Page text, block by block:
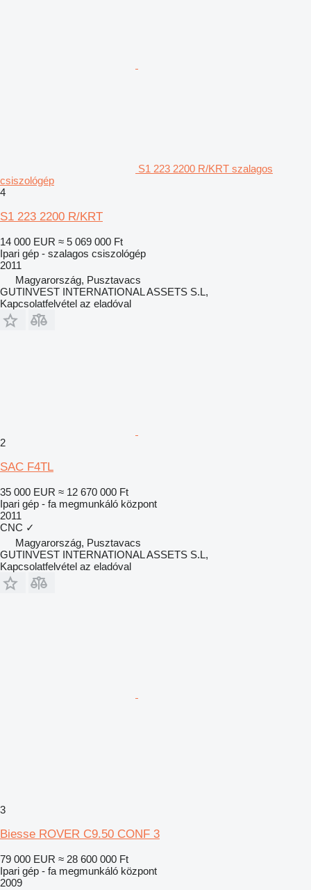
S1 223 2200 R/KRT szalagos
csiszológép
4
S1 223 2200 R/KRT
14 000 EUR ≈ 5 069 000 Ft
Ipari gép - szalagos csiszológép
2011
Magyarország, Pusztavacs
GUTINVEST INTERNATIONAL ASSETS S.L,
Kapcsolatfelvétel az eladóval
2
SAC F4TL
35 000 EUR ≈ 12 670 000 Ft
Ipari gép - fa megmunkáló központ
2011
CNC ✓
Magyarország, Pusztavacs
GUTINVEST INTERNATIONAL ASSETS S.L,
Kapcsolatfelvétel az eladóval
3
Biesse ROVER C9.50 CONF 3
79 000 EUR ≈ 28 600 000 Ft
Ipari gép - fa megmunkáló központ
2009